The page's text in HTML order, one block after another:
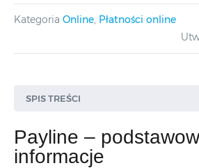
Kategoria Online, Płatności online
SPIS TREŚCI
Payline –
informacje